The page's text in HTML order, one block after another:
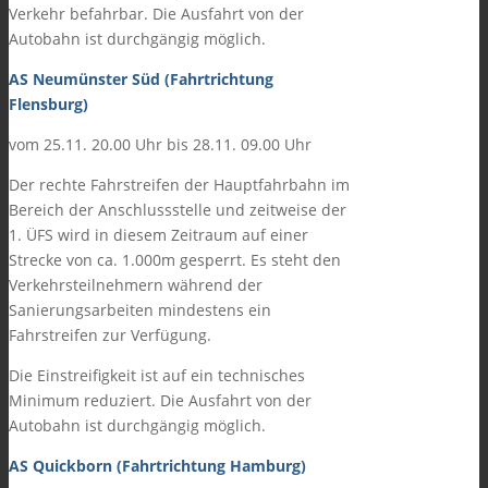
Verkehr befahrbar. Die Ausfahrt von der
Autobahn ist durchgängig möglich.
AS Neumünster Süd (Fahrtrichtung
Flensburg)
vom 25.11. 20.00 Uhr bis 28.11. 09.00 Uhr
Der rechte Fahrstreifen der Hauptfahrbahn im
Bereich der Anschlussstelle und zeitweise der
1. ÜFS wird in diesem Zeitraum auf einer
Strecke von ca. 1.000m gesperrt. Es steht den
Verkehrsteilnehmern während der
Sanierungsarbeiten mindestens ein
Fahrstreifen zur Verfügung.
Die Einstreifigkeit ist auf ein technisches
Minimum reduziert. Die Ausfahrt von der
Autobahn ist durchgängig möglich.
AS Quickborn (Fahrtrichtung Hamburg)